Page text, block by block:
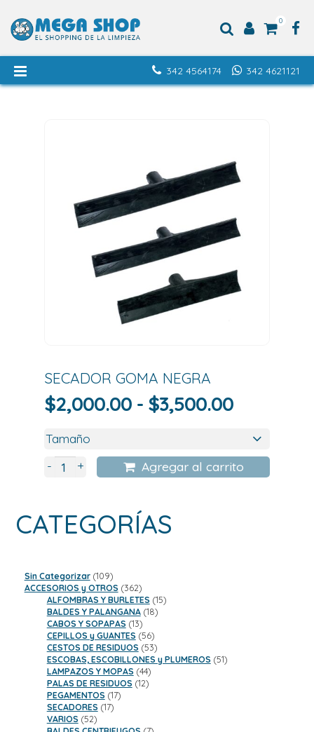
0
342 4621121
342 4564174
SECADOR GOMA NEGRA
$2,000.00 - $3,500.00Rango
precios:
desde
- + Agregar al carrito
CATEGORÍAS
Sin Categorizar 109109
productos
ACCESORIOS y OTROS 362362
productos
ALFOMBRAS Y BURLETES 1515
BALDES Y PALANGANA 1818
CABOS Y SOPAPAS 1313
productos
CEPILLOS y GUANTES 5656
productos
CESTOS DE RESIDUOS 5353
productos
ESCOBAS, ESCOBILLONES y PLUMEROS 5151
LAMPAZOS Y MOPAS 4444
productos
PALAS DE RESIDUOS 1212
PEGAMENTOS 1717
SECADORES 1717
VARIOS 5252